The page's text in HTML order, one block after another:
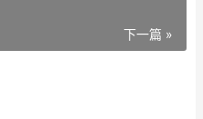
下一篇 »